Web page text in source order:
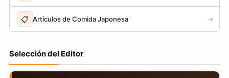
📋 Artículos de Comida Japonesa →
Selección del Editor